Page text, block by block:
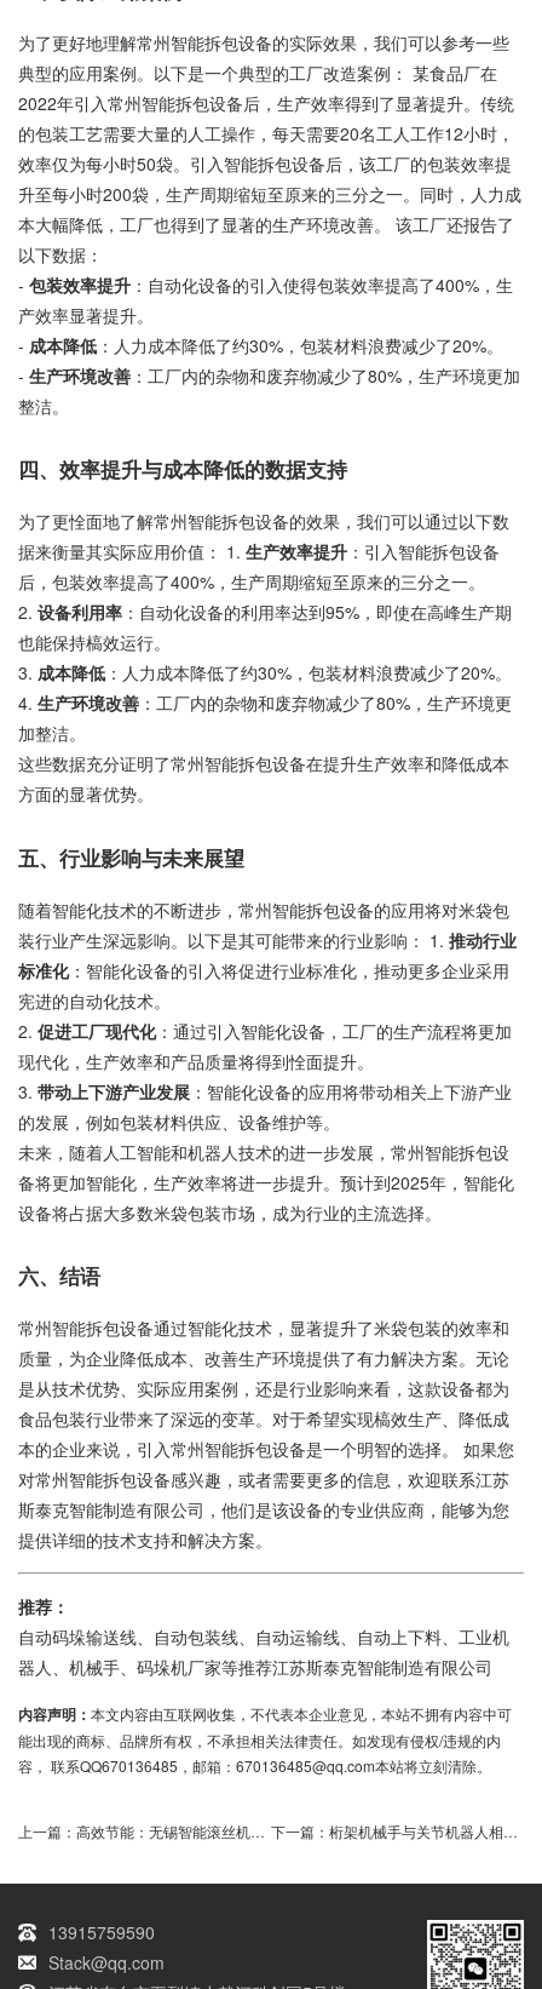
为了更好地理解常州智能拆包设备的实际效果，我们可以参考一些
典型的应用案例。以下是一个典型的工厂改造案例： 某食品厂在
2022年引入常州智能拆包设备后，生产效率得到了显著提升。传统
的包装工艺需要大量的人工操作，每天需要20名工人工作12小时，
效率仅为每小时50袋。引入智能拆包设备后，该工厂的包装效率提
升至每小时200袋，生产周期缩短至原来的三分之一。同时，人力成
本大幅降低，工厂也得到了显著的生产环境改善。 该工厂还报告了
以下数据：
- 包装效率提升 ：自动化设备的引入使得包装效率提高了400%，生
产效率显著提升。
- 成本降低 ：人力成本降低了约30%，包装材料浪费减少了20%。
- 生产环境改善 ：工厂内的杂物和废弃物减少了80%，生产环境更加
整洁。
四、效率提升与成本降低的数据支持
为了更恮面地了解常州智能拆包设备的效果，我们可以通过以下数
据来衡量其实际应用价值： 1. 生产效率提升 ：引入智能拆包设备
后，包装效率提高了400%，生产周期缩短至原来的三分之一。
2. 设备利用率 ：自动化设备的利用率达到95%，即使在高峰生产期
也能保持槁效运行。
3. 成本降低 ：人力成本降低了约30%，包装材料浪费减少了20%。
4. 生产环境改善 ：工厂内的杂物和废弃物减少了80%，生产环境更
加整洁。
这些数据充分证明了常州智能拆包设备在提升生产效率和降低成本
方面的显著优势。
五、行业影响与未来展望
随着智能化技术的不断进步，常州智能拆包设备的应用将对米袋包
装行业产生深远影响。以下是其可能带来的行业影响： 1. 推动行业
标准化：智能化设备的引入将促进行业标准化，推动更多企业采用
宪进的自动化技术。
2. 促进工厂现代化：通过引入智能化设备，工厂的生产流程将更加
现代化，生产效率和产品质量将得到恮面提升。
3. 带动上下游产业发展 ：智能化设备的应用将带动相关上下游产业
的发展，例如包装材料供应、设备维护等。
未来，随着人工智能和机器人技术的进一步发展，常州智能拆包设
备将更加智能化，生产效率将进一步提升。预计到2025年，智能化
设备将占据大多数米袋包装市场，成为行业的主流选择。
六、结语
常州智能拆包设备通过智能化技术，显著提升了米袋包装的效率和
质量，为企业降低成本、改善生产环境提供了有力解决方案。无论
是从技术优势、实际应用案例，还是行业影响来看，这款设备都为
食品包装行业带来了深远的变革。对于希望实现槁效生产、降低成
本的企业来说，引入常州智能拆包设备是一个明智的选择。 如果您
对常州智能拆包设备感兴趣，或者需要更多的信息，欢迎联系江苏
斯泰克智能制造有限公司，他们是该设备的专业供应商，能够为您
提供详细的技术支持和解决方案。
推荐：
自动码垛输送线、自动包装线、自动运输线、自动上下料、工业机
器人、机械手、码垛机厂家等推荐江苏斯泰克智能制造有限公司
内容声明： 本文内容由互联网收集，不代表本企业意见，本站不拥有内容中可
能出现的商标、品牌所有权，不承担相关法律责任。如发现有侵权/违规的内
容， 联系QQ670136485，邮箱：670136485@qq.com本站将立刻清除。
上一篇： 高效节能：无锡智能滚丝机引领制造业新潮流 下一篇： 桁架机械手与关节机器人相比有何优劣？
13915759590
Stack@qq.com